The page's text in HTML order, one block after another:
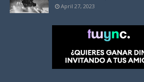
April 27, 2023